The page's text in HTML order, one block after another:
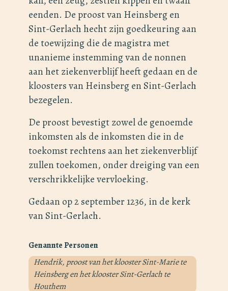
eenden. De proost van Heinsberg en
Sint-Gerlach hecht zijn goedkeuring aan
de toewijzing die de magistra met
unanieme instemming van de nonnen
aan het ziekenverblijf heeft gedaan en de
kloosters van Heinsberg en Sint-Gerlach
bezegelen.
De proost bevestigt zowel de genoemde
inkomsten als de inkomsten die in de
toekomst rechtens aan het ziekenverblijf
zullen toekomen, onder dreiging van een
verschrikkelijke vervloeking.
Gedaan op 2 september 1236, in de kerk
van Sint-Gerlach.
Genannte Personen
Hendrik, proost van het klooster Sint-Marie te
Heinsberg en het klooster Sint-Gerlach te
Houthem